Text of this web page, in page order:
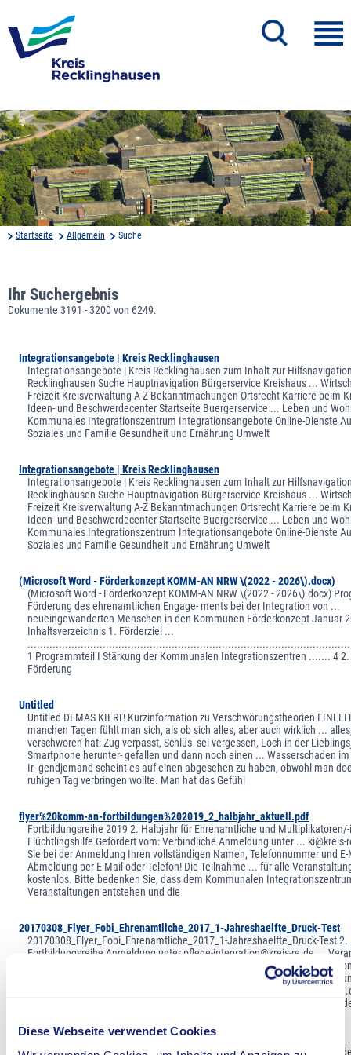
Diese Webseite verwendet Cookies
Startseite Allgemein Suche
Ihr Suchergebnis
Dokumente 3191 - 3200 von 6249.
Integrationsangebote | Kreis Recklinghausen
Integrationsangebote | Kreis Recklinghausen zum Inhalt zur
Recklinghausen Suche Hauptnavigation Bürgerservice Kreishaus ...
Freizeit Kreisverwaltung A-Z Bekanntmachungen Ortsrecht Karriere beim
Ideen- und Beschwerdecenter Startseite Buergerservice ... Leben und
Kommunales Integrationszentrum Integrationsangebote Online-Dienste
Soziales und Familie Gesundheit und Ernährung Umwelt
Integrationsangebote | Kreis Recklinghausen
Integrationsangebote | Kreis Recklinghausen zum Inhalt zur
Recklinghausen Suche Hauptnavigation Bürgerservice Kreishaus ...
Freizeit Kreisverwaltung A-Z Bekanntmachungen Ortsrecht Karriere beim
Ideen- und Beschwerdecenter Startseite Buergerservice ... Leben und
Kommunales Integrationszentrum Integrationsangebote Online-Dienste
Soziales und Familie Gesundheit und Ernährung Umwelt
(Microsoft Word - Förderkonzept KOMM-AN NRW \(2022 - 2026\).docx)
(Microsoft Word - Förderkonzept KOMM-AN NRW \(2022 - 2026\).docx)
Förderung des ehrenamtlichen Engage- ments bei der Integration von ...
neueingewanderten Menschen in den Kommunen Förderkonzept Januar
Inhaltsverzeichnis 1. Förderziel ...
1 Programmteil I Stärkung der Kommunalen Integrationszentren ....... 4
Förderung
Untitled
Untitled DEMAS KIERT! Kurzinformation zu Verschwörungstheorien
manchen Tagen fühlt man sich, als ob sich alles, aber auch wirklich ...
verschworen hat: Zug verpasst, Schlüs- sel vergessen, Loch in der
Smartphone herunter- gefallen und dann noch einen ... Wasserschaden
Ir- gendjemand scheint es auf einen abgesehen zu haben, obwohl man
ruhigen Tag verbringen wollte. Man hat das Gefühl
flyer%20komm-an-fortbildungen%202019_2_halbjahr_aktuell.pdf
Fortbildungsreihe 2019 2. Halbjahr für Ehrenamtliche und
Flüchtlingshilfe Gefördert vom: Verbindliche Anmeldung unter ...
Sie bei der Anmeldung Ihren vollständigen Namen, Telefonnummer und
Abmeldung per E-Mail oder Telefon! Die Teilnahme ... für alle
kostenlos. Bitte bedenken Sie, dass dem Kommunalen
Veranstaltungen entstehen und die
20170308_Flyer_Fobi_Ehrenamtliche_2017_1-Jahreshaelfte_Druck-Test
20170308_Flyer_Fobi_Ehrenamtliche_2017_1-Jahreshaelfte_Druck-Test 2.
Fortbildungsreihe Anmeldung unter pflege-integration@kreis-re.de ...
Kreishaus Kurt-Schumacher-Allee 1 45657 Recklinghausen
Team Neda Mehrabi-Neumann Fon: 02361-53 3603 ... Neda.Mehrabi-
re.de Alexandra Schmitz Fon: 02361-53 2098 Alexandra.Schmitz@kreis-
Podeszwa Fon: 02361-53 2381 Przemyslaw.Podeszwa@kreis-re.de
SEBs Stand 03.02.23
SEBs Stand 03.02.23 SEBs Stand 03.02.23 Beratung bzw. Vermittlung in